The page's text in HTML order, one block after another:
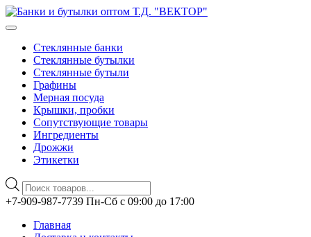
Стеклянные банки
Стеклянные бутылки
Стеклянные бутыли
Графины
Мерная посуда
Крышки, пробки
Сопутствующие товары
Ингредиенты
Дрожжи
Этикетки
Поиск
товаров
Перейти
содержимому
+7-909-987-7739 Пн-Сб с 09:00 до 17:00
Главная